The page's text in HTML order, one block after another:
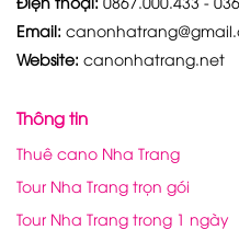
Email:
Website: canonhatrang.net
Thông tin
Thuê cano Nha Trang
Tour Nha Trang trọn gói
Tour Nha Trang trong 1 ngày